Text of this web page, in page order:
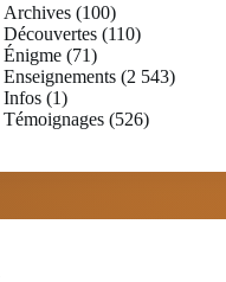
Archives (100)
Découvertes (110)
Énigme (71)
Enseignements (2 543)
Infos (1)
Témoignages (526)